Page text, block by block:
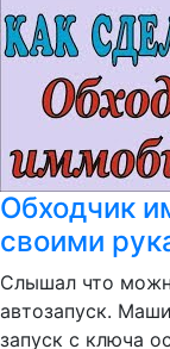
Обходчик
своими
Слышал что
автозапуск.
запуск с ключа